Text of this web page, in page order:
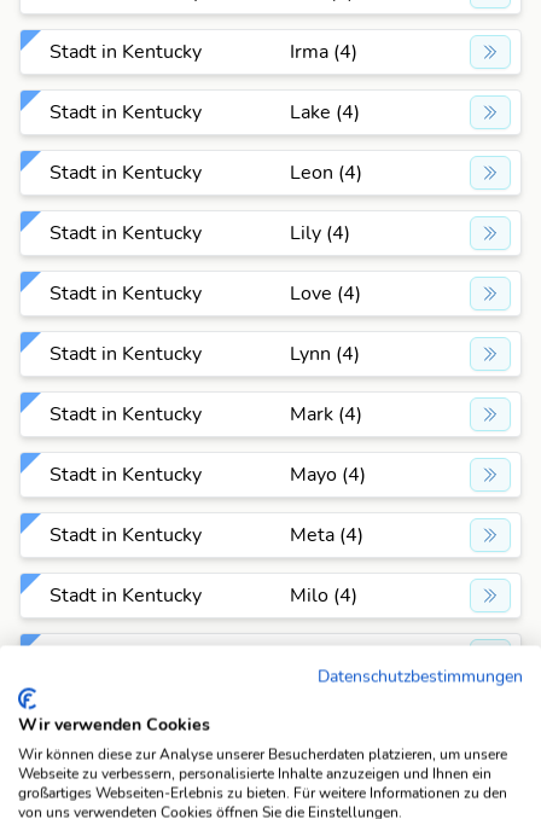
Stadt in Kentucky Irma (4)
Stadt in Kentucky Lake (4)
Stadt in Kentucky Leon (4)
Stadt in Kentucky Lily (4)
Stadt in Kentucky Love (4)
Stadt in Kentucky Lynn (4)
Stadt in Kentucky Mark (4)
Stadt in Kentucky Mayo (4)
Stadt in Kentucky Meta (4)
Stadt in Kentucky Milo (4)
Stadt in Kentucky
Stadt in Kentucky Olga (4)
Datenschutzbestimmungen
Wir verwenden Cookies
Wir können diese zur Analyse unserer Besucherdaten platzieren, um unsere
Webseite zu verbessern, personalisierte Inhalte anzuzeigen und Ihnen ein
großartiges Webseiten-Erlebnis zu bieten. Für weitere Informationen zu den
von uns verwendeten Cookies öffnen Sie die Einstellungen.